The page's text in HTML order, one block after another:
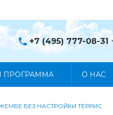
+7 (495) 777-08-31
+7 (495) 777-08-31
Выходной
ПРОГРАММА О НАС
ДЖЕМБЕ БЕЗ НАСТРОЙКИ ТЕРРИС